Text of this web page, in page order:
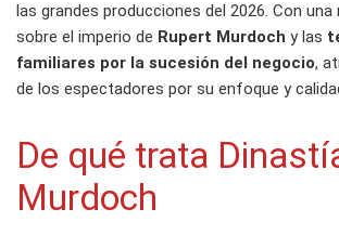
las grandes producciones del 2026. Con
sobre el imperio de Rupert Murdoch y las
familiares por la sucesión del negocio,
de los espectadores por su enfoque y
De qué trata
Murdoch